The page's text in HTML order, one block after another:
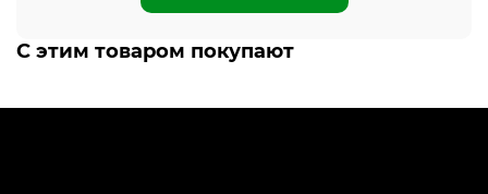
С этим товаром покупают